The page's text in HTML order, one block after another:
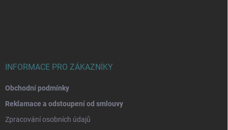
INFORMACE PRO ZÁKAZNÍKY
Obchodní podmínky
Reklamace a odstoupení od smlouvy
Zpracování osobních údajů